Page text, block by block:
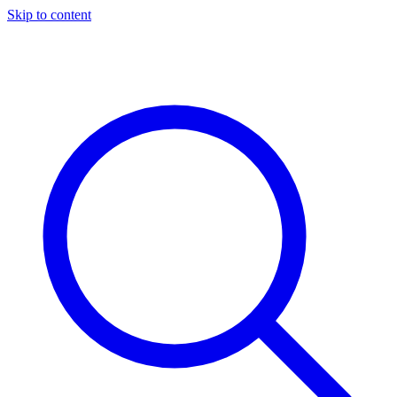
Skip to content